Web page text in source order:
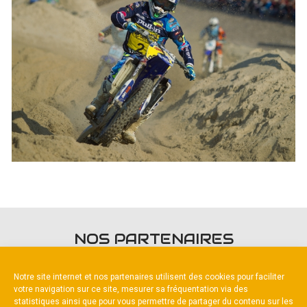
Notre site internet et nos partenaires utilisent des cookies pour faciliter
votre navigation sur ce site, mesurer sa fréquentation via des
statistiques ainsi que pour vous permettre de partager du contenu sur les
NOS PARTENAIRES